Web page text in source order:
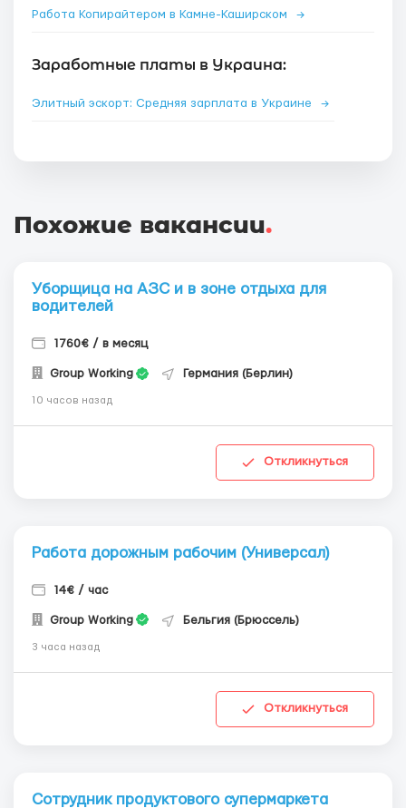
Работа Копирайтером в Камне-Каширском →
Заработные платы в Украина:
Элитный эскорт: Средняя зарплата в Украине →
Похожие вакансии.
Уборщица на АЗС и в зоне отдыха для
водителей
1760€ / в месяц
Group Working Германия (Берлин)
10 часов назад
Откликнуться
Работа дорожным рабочим (Универсал)
14€ / час
Group Working Бельгия (Брюссель)
3 часа назад
Откликнуться
Сотрудник продуктового супермаркета